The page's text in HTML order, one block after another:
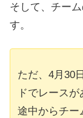
そして、チー
す。
ただ、 4月30
ドでレース
途中からチー